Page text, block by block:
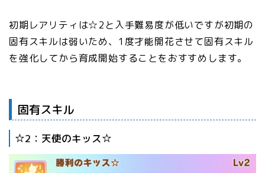
初期レアリティは☆2と入手難易度が低いですが初期の
固有スキルは弱いため、1度才能開花させて固有スキル
を強化してから育成開始することをおすすめします。
固有スキル
☆2：天使のキッス☆